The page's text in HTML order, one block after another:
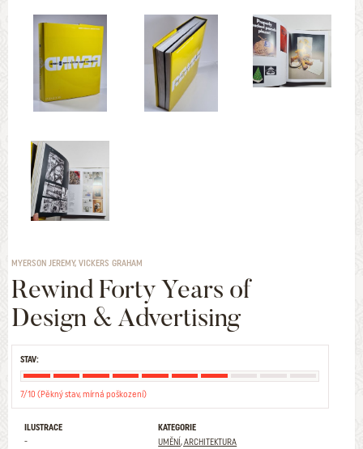
MYERSON JEREMY, VICKERS GRAHAM
Rewind Forty Years of
Design & Advertising
STAV:
7/10 (Pěkný stav, mírná poškození)
ILUSTRACE
-
KATEGORIE
UMĚNÍ, ARCHITEKTURA